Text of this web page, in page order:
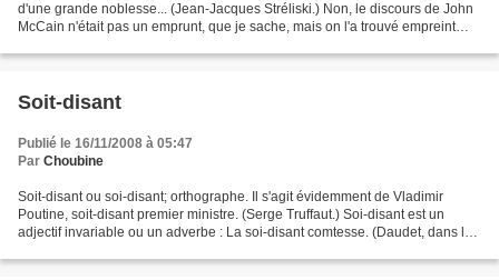
d'une grande noblesse... (Jean-Jacques Stréliski.) Non, le discours de John
McCain n'était pas un emprunt, que je sache, mais on l'a trouvé empreint
Soit-disant
Publié le 16/11/2008 à 05:47
Par Choubine
Soit-disant ou soi-disant; orthographe. Il s'agit évidemment de Vladimir
Poutine, soit-disant premier ministre. (Serge Truffaut.) Soi-disant est un
adjectif invariable ou un adverbe : La soi-disant comtesse. (Daudet, dans le